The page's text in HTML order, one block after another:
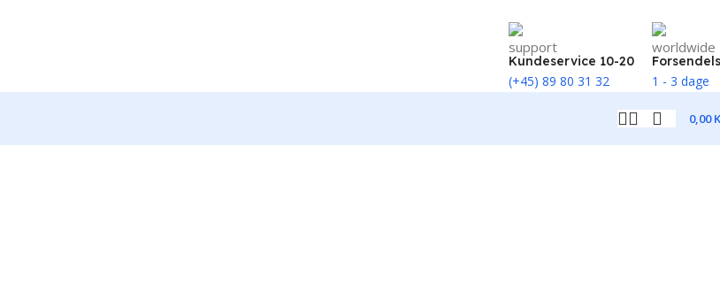
Kundeservice 10-20
(+45) 89 80 31 32 1 - 3 dage
0,00